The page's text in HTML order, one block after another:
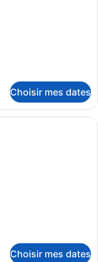
Choisir mes dates
d’hôtel avec un lit,
Choisir mes dates